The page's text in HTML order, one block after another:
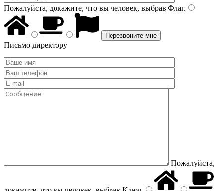
Пожалуйста, докажите, что вы человек, выбрав Флаг.
Письмо директору
Пожалуйста,